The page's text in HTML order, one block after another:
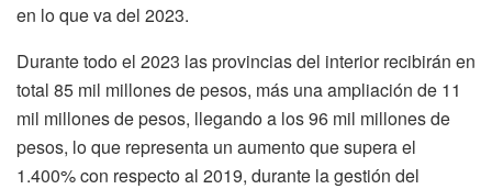
en lo que va del 2023.
Durante todo el 2023 las provincias del interior recibirán en
total 85 mil millones de pesos, más una ampliación de 11
mil millones de pesos, llegando a los 96 mil millones de
pesos, lo que representa un aumento que supera el
1.400% con respecto al 2019, durante la gestión del